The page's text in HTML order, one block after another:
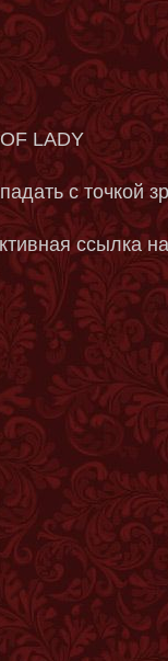
LADY
с точкой
ссылка